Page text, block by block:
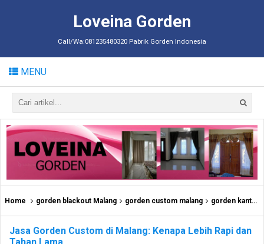
Loveina Gorden
Call/Wa:081235480320 Pabrik Gorden Indonesia
MENU
Home gorden blackout Malang gorden custom malang gorden kantor malang
Jasa Gorden Custom di Malang: Kenapa Lebih Rapi dan